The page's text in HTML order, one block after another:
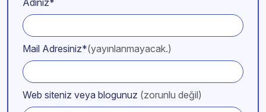
Mail Adresiniz*(yayınlanmayacak.)
Web siteniz veya blogunuz (zorunlu değil)